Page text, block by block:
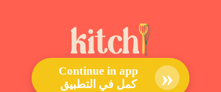
Continue in app
كمل في التطبيق
»